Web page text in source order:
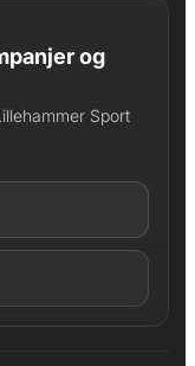
og
Sport